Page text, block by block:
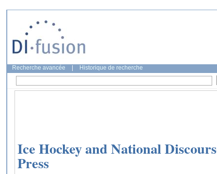
Recherche avancée Historique de recherche
Ice Hockey and National
Press